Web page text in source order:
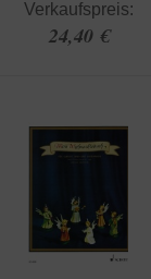
Verkaufspreis:
24,40 €